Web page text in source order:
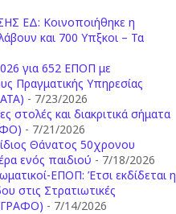
ΕΔ: Κοινοποιήθηκε η
και 700 Υπξκοι – Τα
για 652 ΕΠΟΠ με
Πραγματικής Υπηρεσίας
- 7/23/2026
στολές και διακριτικά σήματα
- 7/21/2026
Θάνατος 50χρονου
ενός παιδιού - 7/18/2026
ΕΠΟΠ: Έτσι εκδίδεται η
στις Στρατιωτικές
- 7/14/2026